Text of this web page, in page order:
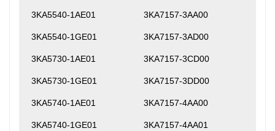
3KA5540-1AE01 3KA7157-3AA00
3KA5540-1GE01 3KA7157-3AD00
3KA5730-1AE01 3KA7157-3CD00
3KA5730-1GE01 3KA7157-3DD00
3KA5740-1AE01 3KA7157-4AA00
3KA5740-1GE01 3KA7157-4AA01